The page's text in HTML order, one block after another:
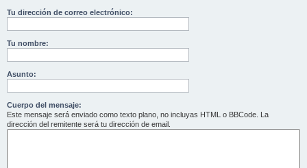
Tu dirección de correo electrónico:
Tu nombre:
Asunto:
Cuerpo del mensaje:
Este mensaje será enviado como texto plano, no incluyas HTML o BBCode. La
dirección del remitente será tu dirección de email.